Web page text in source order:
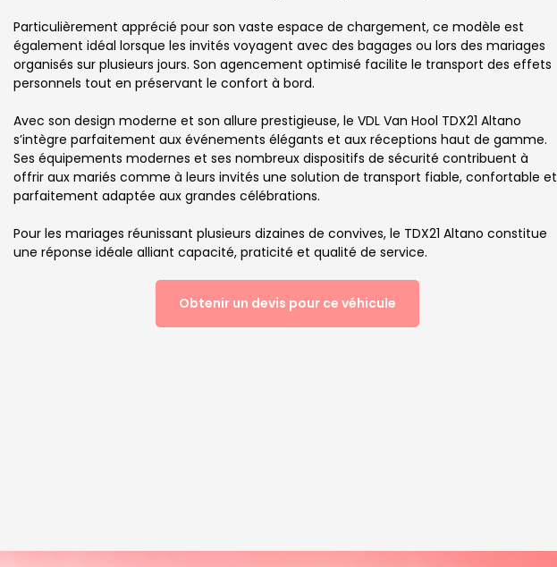
Particulièrement apprécié pour son vaste espace de chargement, ce modèle est
également idéal lorsque les invités voyagent avec des bagages ou lors des mariages
organisés sur plusieurs jours. Son agencement optimisé facilite le transport des effets
personnels tout en préservant le confort à bord.
Avec son design moderne et son allure prestigieuse, le VDL Van Hool TDX21 Altano
s’intègre parfaitement aux événements élégants et aux réceptions haut de gamme.
Ses équipements modernes et ses nombreux dispositifs de sécurité contribuent à
offrir aux mariés comme à leurs invités une solution de transport fiable, confortable et
parfaitement adaptée aux grandes célébrations.
Pour les mariages réunissant plusieurs dizaines de convives, le TDX21 Altano constitue
une réponse idéale alliant capacité, praticité et qualité de service.
Obtenir un devis pour ce véhicule